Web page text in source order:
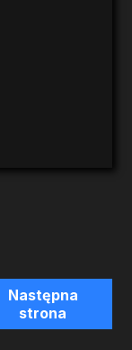
Następna
strona